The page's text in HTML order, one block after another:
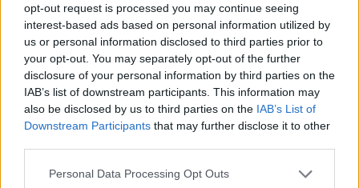
opt-out request is processed you may continue seeing
interest-based ads based on personal information utilized by
us or personal information disclosed to third parties prior to
your opt-out. You may separately opt-out of the further
disclosure of your personal information by third parties on the
IAB’s list of downstream participants. This information may
also be disclosed by us to third parties on the IAB’s List of
Downstream Participants that may further disclose it to other
Please note that this website/app uses one or more Google
Personal Data Processing Opt Outs
„Nem tudom, a többiekkel mi a helyzet, de az biztos, hogy egy
ponton döntést kell hoznunk, hogyan egyensúlyozunk az idei és
a jövő év között. Arra számítok, hogy ez hamarabb meg fog
történni, mint tavaly. Szóval főleg a szabályzat fényében
dönteni fogunk” – idézi Mekiest a Crash.net. „Ami minket illet,
rengeteg fejlesztést hoztunk mostanáig, hogy próbáljuk
korrigálni azt a hatalmas hátrányt, amivel eleinte rendelkeztünk.
Valószínűleg nehéz elképzelni, hogy ebben a ritmusban fogjuk